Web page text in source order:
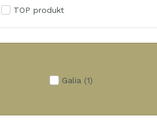
TOP produkt
Galia (1)